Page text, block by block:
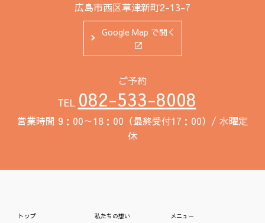
広島市西区草津新町2-13-7
Google Map で開く
ご予約
TEL 082-533-8008
営業時間 9：00～18：00（最終受付17：00）/ 水曜定
休
トップ 私たちの想い メニュー